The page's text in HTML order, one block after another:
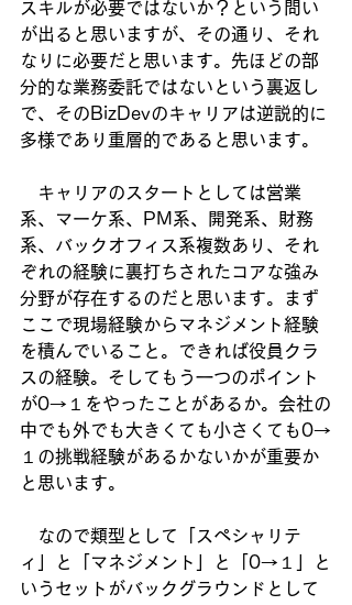
スキルが必要ではないか？という問い
が出ると思いますが、その通り、それ
なりに必要だと思います。先ほどの部
分的な業務委託ではないという裏返し
で、そのBizDevのキャリアは逆説的に
多様であり重層的であると思います。
キャリアのスタートとしては営業
系、マーケ系、PM系、開発系、財務
系、バックオフィス系複数あり、それ
ぞれの経験に裏打ちされたコアな強み
分野が存在するのだと思います。まず
ここで現場経験からマネジメント経験
を積んでいること。できれば役員クラ
スの経験。そしてもう一つのポイント
が0→１をやったことがあるか。会社の
中でも外でも大きくても小さくても0→
１の挑戦経験があるかないかが重要か
と思います。
なので類型として「スペシャリテ
ィ」と「マネジメント」と「0→１」と
いうセットがバックグラウンドとして